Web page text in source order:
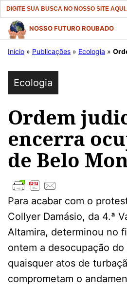
Search
for:
Pular
para
conteúdo
NOSSO FUTURO ROUBADO
Início » Publicações » Ecologia » Ordem
Ecologia
Ordem
encerra
de Belo
Para acabar com o
Collyer Damásio, da 4.ª
Altamira, determinou no
ontem a desocupação
quaisquer atos de
comprometam o